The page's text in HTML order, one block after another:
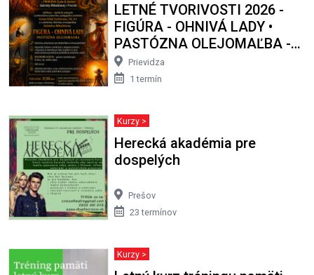
LETNÉ TVORIVOSTI 2026 -
FIGÚRA - OHNIVÁ LADY •
PASTÓZNA OLEJOMAĽBA -
intenzívny, výtvarný kurz
Prievidza
1 termín
Kurzy >
Herecká akadémia pre
dospelých
Prešov
23 termínov
Kurzy >